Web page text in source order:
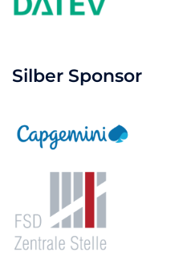
Silber Sponsor